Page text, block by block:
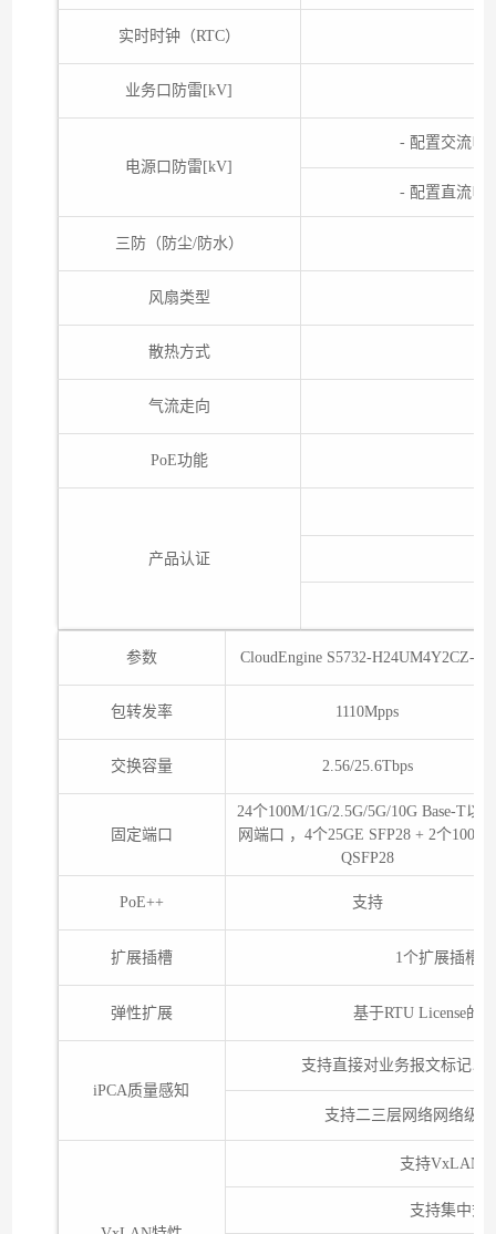
实时时钟（RTC）
业务口防雷[kV]
电源口防雷[kV]
- 配置交流电
- 配置直流电
三防（防尘/防水）
风扇类型
散热方式
气流走向
PoE功能
产品认证
参数 CloudEngine S5732-H24UM4Y2CZ-V2
包转发率 1110Mpps
交换容量 2.56/25.6Tbps
固定端口
24个100M/1G/2.5G/5G/10G Base-T以
网端口 ，4个25GE SFP28 + 2个100GE
QSFP28
PoE++ 支持
扩展插槽 1个扩展插槽
弹性扩展 基于RTU License的
iPCA质量感知
支持直接对业务报文标记以
支持二三层网络网络级
支持VxLAN
支持集中式